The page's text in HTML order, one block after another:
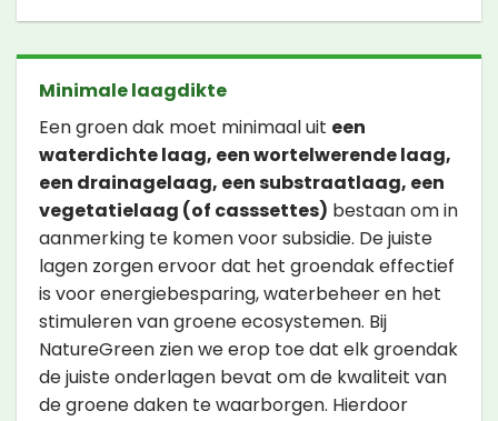
Minimale laagdikte
Een groen dak moet minimaal uit een
waterdichte laag, een wortelwerende laag,
een drainagelaag, een substraatlaag, een
vegetatielaag (of casssettes) bestaan om in
aanmerking te komen voor subsidie. De juiste
lagen zorgen ervoor dat het groendak effectief
is voor energiebesparing, waterbeheer en het
stimuleren van groene ecosystemen. Bij
NatureGreen zien we erop toe dat elk groendak
de juiste onderlagen bevat om de kwaliteit van
de groene daken te waarborgen. Hierdoor